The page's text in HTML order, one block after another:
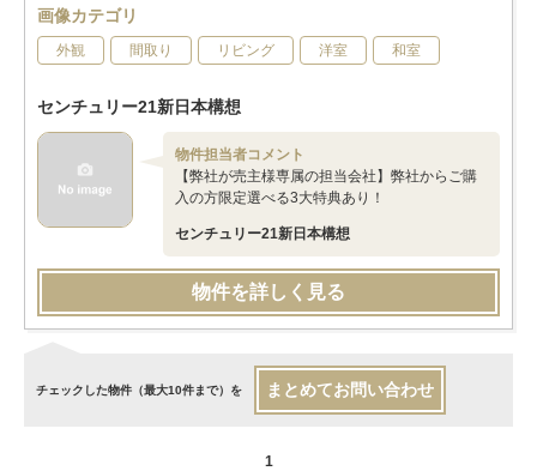
画像カテゴリ
外観 間取り リビング 洋室 和室
センチュリー21新日本構想
物件担当者コメント
【弊社が売主様専属の担当会社】弊社からご購
入の方限定選べる3大特典あり！
センチュリー21新日本構想
物件を詳しく見る
チェックした物件（最大10件まで）を まとめてお問い合わせ
1